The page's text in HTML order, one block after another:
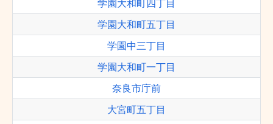
学園大和町四丁目
学園大和町五丁目
学園中三丁目
学園大和町一丁目
奈良市庁前
大宮町五丁目